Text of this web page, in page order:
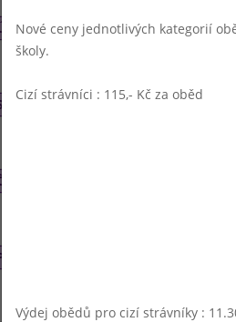
22. 8. 2023 (11:30 - 13:45)
23. 8. 2023 (11:30 - 13:45)
24. 8. 2023 (11:30 - 13:45)
25. 8. 2023 (11:30 - 13:45)
Nové ceny jednotlivých kategorií
školy.
Cizí strávníci : 115,- Kč za oběd
Výdej obědů pro cizí strávníky :